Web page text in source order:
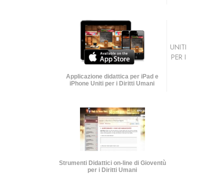
Applicazione didattica per iPad e
iPhone Uniti per i Diritti Umani
Strumenti Didattici on-line di Gioventù
per i Diritti Umani
UNITI
PER I